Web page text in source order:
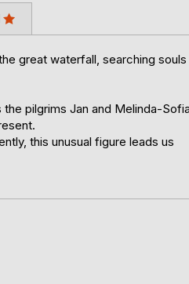
great waterfall, searching souls
pilgrims Jan and Melinda-
this unusual figure leads us